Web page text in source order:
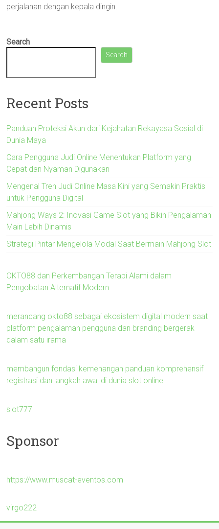
perjalanan dengan kepala dingin.
Search
Search
Recent Posts
Panduan Proteksi Akun dari Kejahatan Rekayasa Sosial di
Dunia Maya
Cara Pengguna Judi Online Menentukan Platform yang
Cepat dan Nyaman Digunakan
Mengenal Tren Judi Online Masa Kini yang Semakin Praktis
untuk Pengguna Digital
Mahjong Ways 2: Inovasi Game Slot yang Bikin Pengalaman
Main Lebih Dinamis
Strategi Pintar Mengelola Modal Saat Bermain Mahjong Slot
OKTO88 dan Perkembangan Terapi Alami dalam
Pengobatan Alternatif Modern
merancang okto88 sebagai ekosistem digital modern saat
platform pengalaman pengguna dan branding bergerak
dalam satu irama
membangun fondasi kemenangan panduan komprehensif
registrasi dan langkah awal di dunia slot online
slot777
Sponsor
https://www.muscat-eventos.com
virgo222